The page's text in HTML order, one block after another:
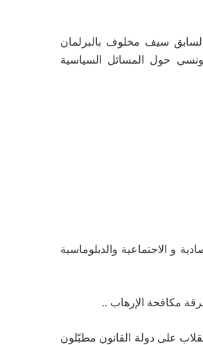
سيف مخلوف بالبرلمان
حول المسائل السياسية
و الاجتماعية والدبلوماسية
مكافحة الإرهاب ..
على دولة القانون مطبّلون